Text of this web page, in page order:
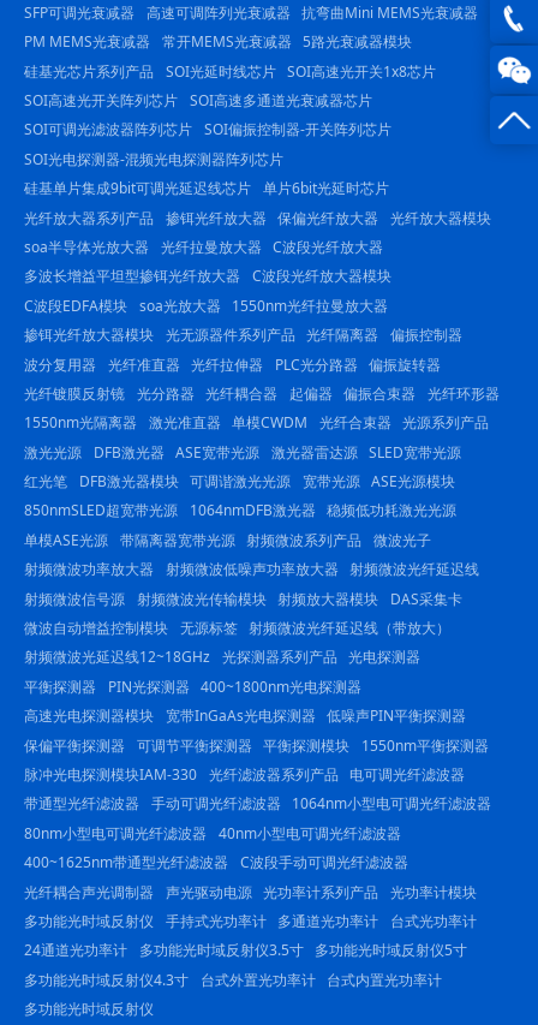
QQ在
线咨
询
0816
SFP可调光衰减器
高速可调阵列光衰减器 抗弯曲Mini MEMS光衰减器
PM MEMS光衰减器
常开MEMS光衰减器 5路光衰减器模块
硅基光芯片系列产品
SOI光延时线芯片 SOI高速光开关1x8芯片
SOI高速光开关阵列芯片 SOI高速多通道光衰减器芯片
SOI可调光滤波器阵列芯片 SOI偏振控制器-开关阵列芯片
SOI光电探测器-混频光电探测器阵列芯片
硅基单片集成9bit可调光延迟线芯片 单片6bit光延时芯片
光纤放大器系列产品
掺铒光纤放大器 保偏光纤放大器
光纤放大器模块
soa半导体光放大器
光纤拉曼放大器 C波段光纤放大器
多波长增益平坦型掺铒光纤放大器
C波段光纤放大器模块
C波段EDFA模块 soa光放大器
1550nm光纤拉曼放大器
掺铒光纤放大器模块 光无源器件系列产品 光纤隔离器
偏振控制器
波分复用器
光纤准直器 光纤拉伸器 PLC光分路器
偏振旋转器
光纤镀膜反射镜 光分路器 光纤耦合器 起偏器 偏振合束器
光纤环形器
1550nm光隔离器
激光准直器 单模CWDM 光纤合束器
光源系列产品
激光光源
DFB激光器 ASE宽带光源 激光器雷达源 SLED宽带光源
红光笔
DFB激光器模块 可调谐激光光源 宽带光源 ASE光源模块
850nmSLED超宽带光源
1064nmDFB激光器 稳频低功耗激光光源
单模ASE光源 带隔离器宽带光源 射频微波系列产品
微波光子
射频微波功率放大器
射频微波低噪声功率放大器 射频微波光纤延迟线
射频微波信号源 射频微波光传输模块 射频放大器模块
DAS采集卡
微波自动增益控制模块 无源标签 射频微波光纤延迟线（带放大）
射频微波光延迟线12~18GHz 光探测器系列产品 光电探测器
平衡探测器
PIN光探测器 400~1800nm光电探测器
高速光电探测器模块
宽带InGaAs光电探测器 低噪声PIN平衡探测器
保偏平衡探测器
可调节平衡探测器 平衡探测模块
1550nm平衡探测器
脉冲光电探测模块IAM-330 光纤滤波器系列产品
电可调光纤滤波器
带通型光纤滤波器
手动可调光纤滤波器
1064nm小型电可调光纤滤波器
80nm小型电可调光纤滤波器
40nm小型电可调光纤滤波器
400~1625nm带通型光纤滤波器
C波段手动可调光纤滤波器
光纤耦合声光调制器
声光驱动电源 光功率计系列产品
光功率计模块
多功能光时域反射仪
手持式光功率计 多通道光功率计
台式光功率计
24通道光功率计
多功能光时域反射仪3.5寸
多功能光时域反射仪5寸
多功能光时域反射仪4.3寸
台式外置光功率计
台式内置光功率计
多功能光时域反射仪